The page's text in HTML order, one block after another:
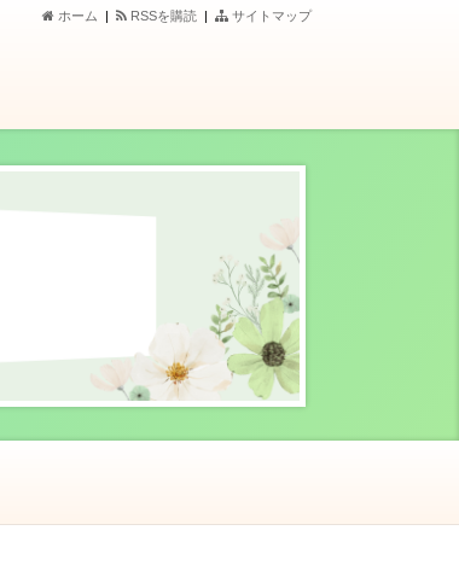
サイトマップ
RSSを購読 |
ホーム |